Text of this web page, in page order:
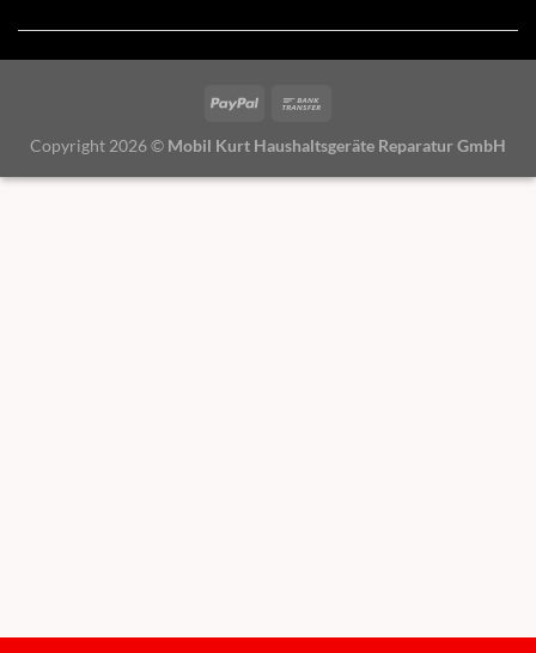
Copyright 2026 © Mobil Kurt Haushaltsgeräte Reparatur GmbH